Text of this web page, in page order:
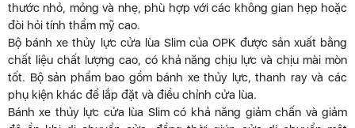
thước nhỏ, mỏng và nhẹ, phù hợp với các không gian hẹp hoặc
đòi hỏi tính thẩm mỹ cao.
Bộ bánh xe thủy lực cửa lùa Slim của OPK được sản xuất bằng
chất liệu chất lượng cao, có khả năng chịu lực và chịu mài mòn
tốt. Bộ sản phẩm bao gồm bánh xe thủy lực, thanh ray và các
phụ kiện khác để lắp đặt và điều chỉnh cửa lùa.
Bánh xe thủy lực cửa lùa Slim có khả năng giảm chấn và giảm